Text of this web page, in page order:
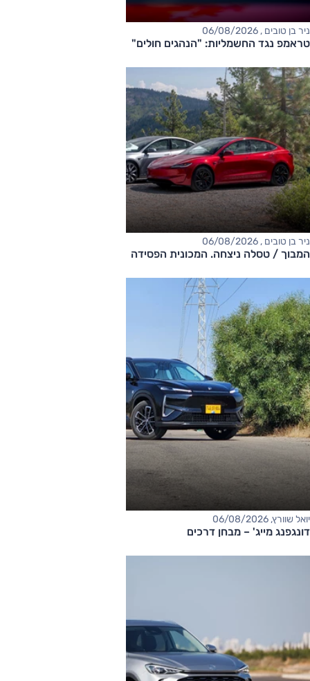
ניר בן טובים , 06/08/2026
טראמפ נגד החשמליות: "הנהגים חולים"
ניר בן טובים , 06/08/2026
המבוך / טסלה ניצחה. המכונית הפסידה
יואל שוורץ, 06/08/2026
דונגפנג מייג' – מבחן דרכים